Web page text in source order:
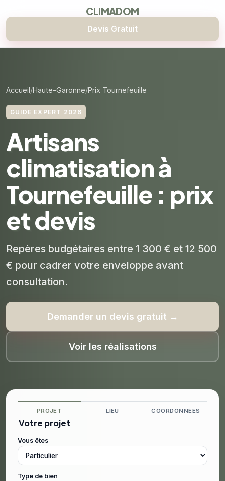
CLIMADOM
Devis Gratuit
Accueil Haute-Garonne Prix Tournefeuille
GUIDE EXPERT 2026
Artisans
climatisation à
Tournefeuille : prix
et devis
Repères budgétaires entre 1 300 € et 12 500
€ pour cadrer votre enveloppe avant
consultation.
Demander un devis gratuit →
Voir les réalisations
PROJET LIEU COORDONNÉES
Votre projet
Vous êtes
Type de bien